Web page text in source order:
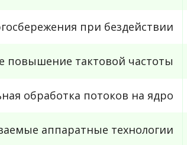
при бездействии
повышение тактовой частоты
обработка потоков на ядро
аппаратные технологии